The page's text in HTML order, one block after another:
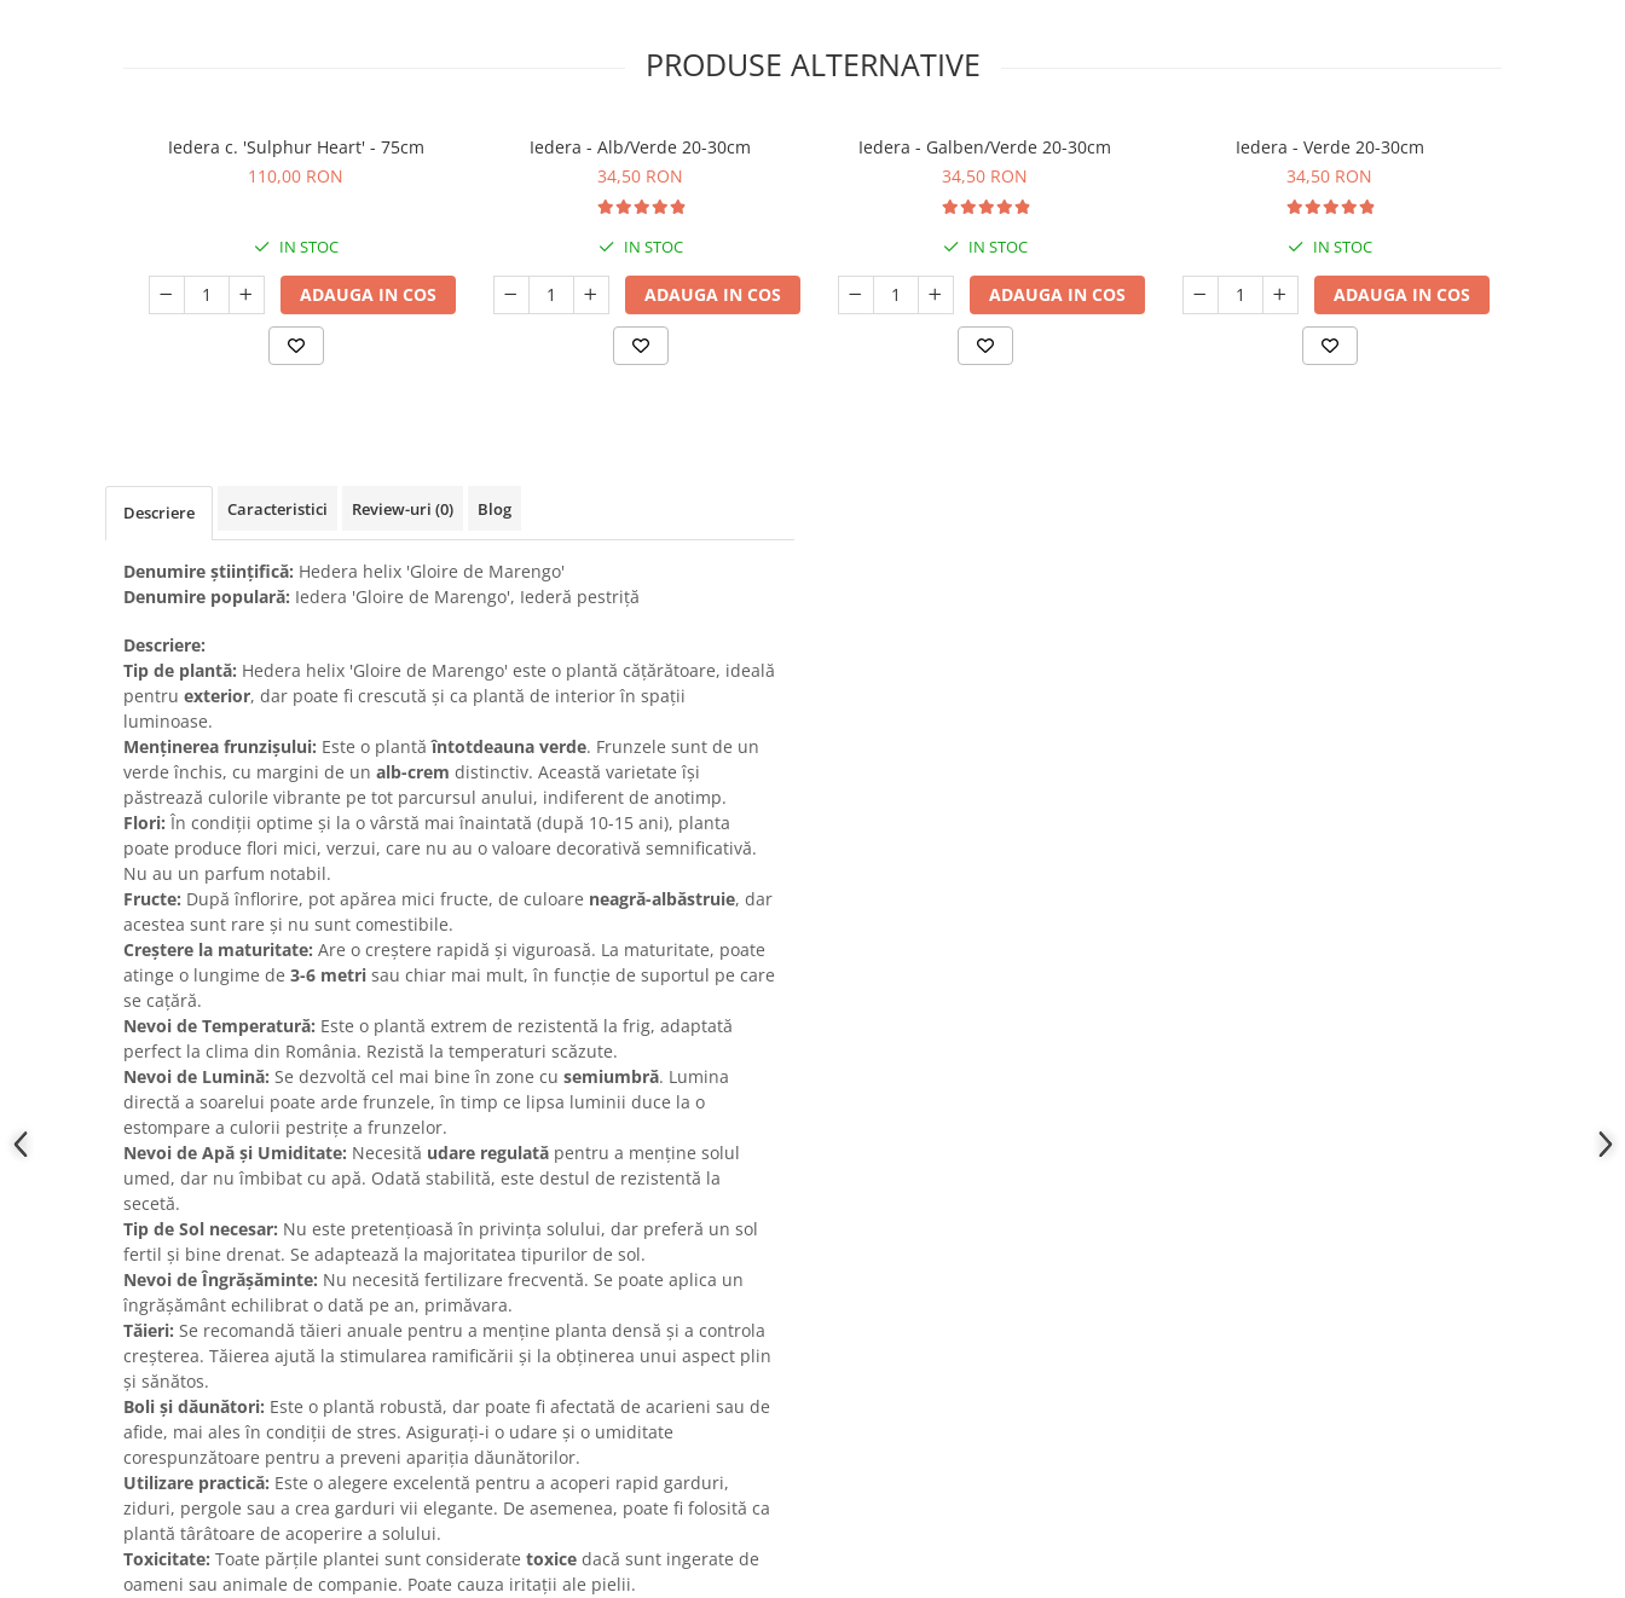
PRODUSE ALTERNATIVE
Iedera c. 'Sulphur Heart' - 75cm
110,00 RON
IN STOC
ADAUGA IN COS
Iedera - Alb/Verde 20-30cm
34,50 RON
IN STOC
ADAUGA IN COS
Iedera - Galben/Verde 20-30cm
34,50 RON
IN STOC
ADAUGA IN COS
Iedera - Verde 20-30cm
34,50 RON
IN STOC
ADAUGA IN COS
Descriere Caracteristici Review-uri (0) Blog
Denumire științifică: Hedera helix 'Gloire de Marengo'
Denumire populară: Iedera 'Gloire de Marengo', Iederă pestriță
Descriere:
Tip de plantă: Hedera helix 'Gloire de Marengo' este o plantă cățărătoare, ideală
pentru exterior, dar poate fi crescută și ca plantă de interior în spații
luminoase.
Menținerea frunzișului: Este o plantăîntotdeauna verde. Frunzele sunt de un
verde închis, cu margini de un alb-crem distinctiv. Această varietate își
păstrează culorile vibrante pe tot parcursul anului, indiferent de anotimp.
Flori: În condiții optime și la o vârstă mai înaintată (după 10-15 ani), planta
poate produce flori mici, verzui, care nu au o valoare decorativă semnificativă.
Nu au un parfum notabil.
Fructe: După înflorire, pot apărea mici fructe, de culoare neagră-albăstruie, dar
acestea sunt rare și nu sunt comestibile.
Creștere la maturitate: Are o creștere rapidă și viguroasă. La maturitate, poate
atinge o lungime de 3-6 metri sau chiar mai mult, în funcție de suportul pe care
se cațără.
Nevoi de Temperatură: Este o plantă extrem de rezistentă la frig, adaptată
perfect la clima din România. Rezistă la temperaturi scăzute.
Nevoi de Lumină: Se dezvoltă cel mai bine în zone cu semiumbră. Lumina
directă a soarelui poate arde frunzele, în timp ce lipsa luminii duce la o
estompare a culorii pestrițe a frunzelor.
Nevoi de Apă și Umiditate: Necesită udare regulată pentru a menține solul
umed, dar nu îmbibat cu apă. Odată stabilită, este destul de rezistentă la
secetă.
Tip de Sol necesar: Nu este pretențioasă în privința solului, dar preferă un sol
fertil și bine drenat. Se adaptează la majoritatea tipurilor de sol.
Nevoi de Îngrășăminte: Nu necesită fertilizare frecventă. Se poate aplica un
îngrășământ echilibrat o dată pe an, primăvara.
Tăieri: Se recomandă tăieri anuale pentru a menține planta densă și a controla
creșterea. Tăierea ajută la stimularea ramificării și la obținerea unui aspect plin
și sănătos.
Boli și dăunători: Este o plantă robustă, dar poate fi afectată de acarieni sau de
afide, mai ales în condiții de stres. Asigurați-i o udare și o umiditate
corespunzătoare pentru a preveni apariția dăunătorilor.
Utilizare practică: Este o alegere excelentă pentru a acoperi rapid garduri,
ziduri, pergole sau a crea garduri vii elegante. De asemenea, poate fi folosită ca
plantă târâtoare de acoperire a solului.
Toxicitate: Toate părțile plantei sunt considerate toxice dacă sunt ingerate de
oameni sau animale de companie. Poate cauza iritații ale pielii.